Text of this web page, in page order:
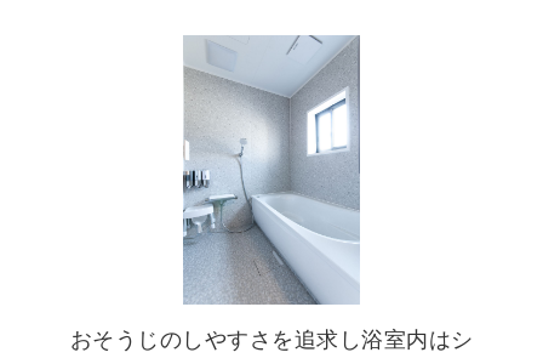
おそうじのしやすさを追求し浴室内はシ